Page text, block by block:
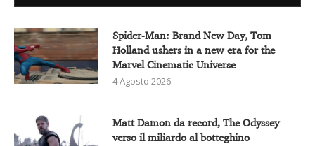
Spider-Man: Brand New Day, Tom
Holland ushers in a new era for the
Marvel Cinematic Universe
4 Agosto 2026
Matt Damon da record, The Odyssey
verso il miliardo al botteghino